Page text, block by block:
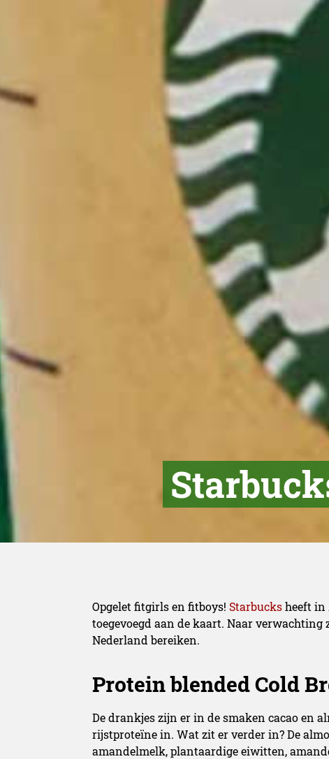
Opgelet fitgirls en fitboys! Starbucksheeft in
toegevoegd aan de kaart. Naar
Nederland bereiken.
Protein blended Cold
De drankjes zijn er in de smaken cacao en
rijstproteïne in. Wat zit er verder in? De
amandelmelk, plantaardige eiwitten,